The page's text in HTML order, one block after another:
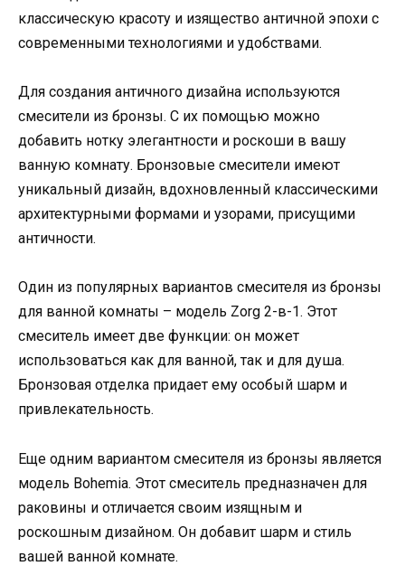
классическую красоту и изящество античной эпохи с
современными технологиями и удобствами.
Для создания античного дизайна используются
смесители из бронзы. С их помощью можно
добавить нотку элегантности и роскоши в вашу
ванную комнату. Бронзовые смесители имеют
уникальный дизайн, вдохновленный классическими
архитектурными формами и узорами, присущими
античности.
Один из популярных вариантов смесителя из бронзы
для ванной комнаты – модель Zorg 2-в-1. Этот
смеситель имеет две функции: он может
использоваться как для ванной, так и для душа.
Бронзовая отделка придает ему особый шарм и
привлекательность.
Еще одним вариантом смесителя из бронзы является
модель Bohemia. Этот смеситель предназначен для
раковины и отличается своим изящным и
роскошным дизайном. Он добавит шарм и стиль
вашей ванной комнате.